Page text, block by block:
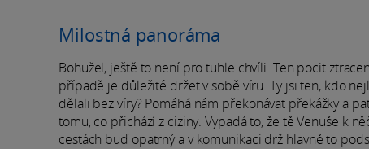
Milostná panoráma
Bohužel, ještě to není pro tuhle chvíli. Ten pocit
případě je důležité držet v sobě víru. Ty jsi ten, kdo
dělali bez víry? Pomáhá nám překonávat překážky a
tomu, co přichází z ciziny. Vypadá to, že tě Venuše k
cestách buď opatrný a v komunikaci drž hlavně to